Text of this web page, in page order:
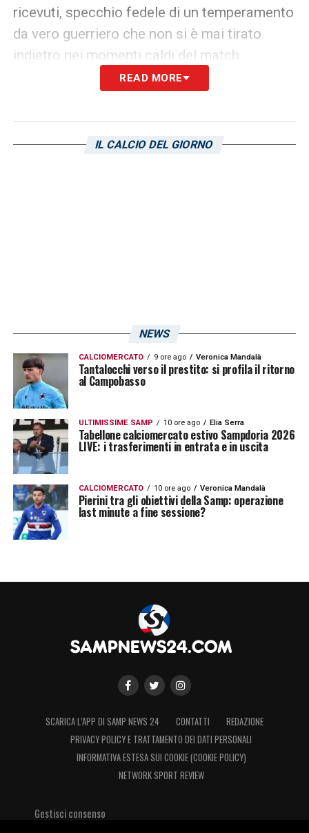
ricevuti, specchio fedele di un temperamento
da vero guerriero che non si è mai tirato
indietro nei momenti caldi del match.
Le caratteristiche e i momenti
ripartire da lui
creare occasioni da gol (ben 46 chances
create in stagione) a tenere a galla la
squadra nei passaggi a vuoto più critici del
torneo. Per la
simile pilastro in questo momento di
transizione sarebbe un grave errore
strategico: lo scozzese conosce la
categoria, incarna la leadership carismatica
necessaria nello spogliatoio e possiede quel
senso di appartenenza che i tifosi di Marassi
READ MORE
IL CALCIO DEL GIORNO
NEWS
CALCIOMERCATO 9 ore ago Veronica Mandalà
Tantalocchi verso il prestito: si profila il ritorno
al Campobasso
ULTIMISSIME SAMP 10 ore ago Elia Serra
Tabellone calciomercato estivo Sampdoria 2026
LIVE: i trasferimenti in entrata e in uscita
CALCIOMERCATO 10 ore ago Veronica Mandalà
Pierini tra gli obiettivi della Samp: operazione
last minute a fine sessione?
SCARICA L’APP DI SAMP NEWS 24 CONTATTI
REDAZIONE
PRIVACY POLICY E TRATTAMENTO DEI DATI PERSONALI
INFORMATIVA ESTESA SUI COOKIE (COOKIE POLICY)
NETWORK SPORT REVIEW
Gestisci consenso